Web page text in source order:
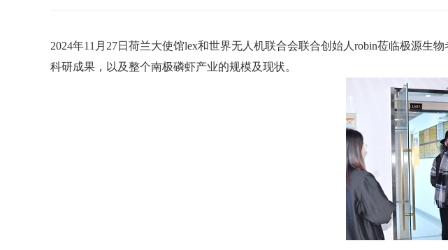
2024年11月27日荷兰大使馆lex和世界无人机联合会联合创始人robin莅临极源
科研成果，以及整个南极磷虾产业的规模及现状。